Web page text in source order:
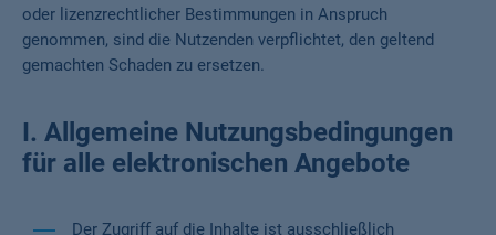
oder lizenzrechtlicher Bestimmungen in Anspruch
genommen, sind die Nutzenden verpflichtet, den geltend
gemachten Schaden zu ersetzen.
I. Allgemeine Nutzungsbedingungen
für alle elektronischen Angebote
Der Zugriff auf die Inhalte ist ausschließlich